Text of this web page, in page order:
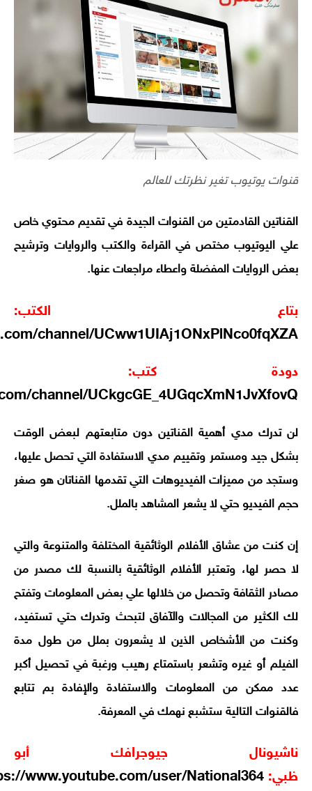
قنوات يوتيوب تغير نظرتك للعالم
القناتين القادمتين من القنوات الجيدة في تقديم محتوي خاص
علي اليوتيوب مختص في القراءة والكتب والروايات وترشيح
بعض الروايات المفضلة واعطاء مراجعات عنها.
بتاع الكتب:
channel/UCww1UIAj1ONxPlNco0fqXZA
دودة كتب:
channel/UCkgcGE_4UGqcXmN1JvXfovQ
لن تدرك مدي أهمية القناتين دون متابعتهم لبعض الوقت
بشكل جيد ومستمر وتقييم مدي الاستفادة التي تحصل عليها،
وستجد من مميزات الفيديوهات التي تقدمها القناتان هو صغر
حجم الفيديو حتي لا يشعر المشاهد بالملل.
إن كنت من عشاق الأفلام الوثائقية المختلفة والمتنوعة والتي
لا حصر لها، وتعتبر الأفلام الوثائقية بالنسبة لك مصدر من
مصادر الثقافة وتحصل من خلالها علي بعض المعلومات وتفتح
لك الكثير من المجالات والآفاق لتبحث وتدرك حتي تستفيد،
وكنت من الأشخاص الذين لا يشعرون بملل من طول مدة
الفيلم أو غيره وتشعر باستمتاع رهيب ورغبة في تحصيل أكبر
عدد ممكن من المعلومات والاستفادة والإفادة بم تتابع
فالقنوات التالية ستشبع نهمك في المعرفة.
ناشيونال جيوجرافك أبو
ظبي: